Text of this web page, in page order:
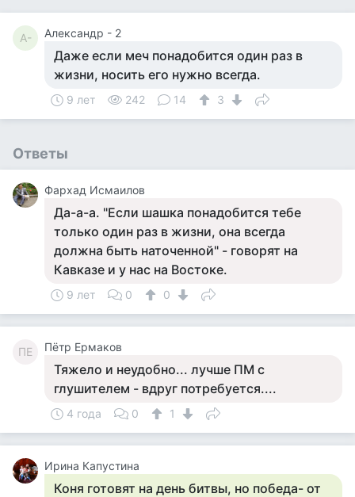
А- Александр - 2
Даже если меч понадобится один раз в
жизни, носить его нужно всегда.
9 лет 242 14 3
Ответы
Фархад Исмаилов
Да-а-а. "Если шашка понадобится тебе
только один раз в жизни, она всегда
должна быть наточенной" - говорят на
Кавказе и у нас на Востоке.
9 лет 0 0
ПЕ Пётр Ермаков
Тяжело и неудобно... лучше ПМ с
глушителем - вдруг потребуется....
4 года 0 1
Ирина Капустина
Коня готовят на день битвы, но победа- от